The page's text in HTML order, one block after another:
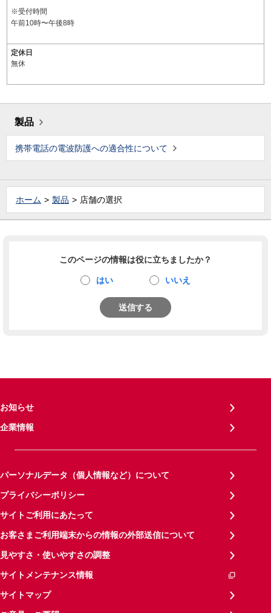
※受付時間
午前10時〜午後8時
定休日
無休
製品
携帯電話の電波防護への適合性について
ホーム 製品 店舗の選択
このページの情報は役に立ちましたか？
はい いいえ
送信する
お知らせ
企業情報
パーソナルデータ（個人情報など）について
プライバシーポリシー
サイトご利用にあたって
お客さまご利用端末からの情報の外部送信について
見やすさ・使いやすさの調整
サイトメンテナンス情報
サイトマップ